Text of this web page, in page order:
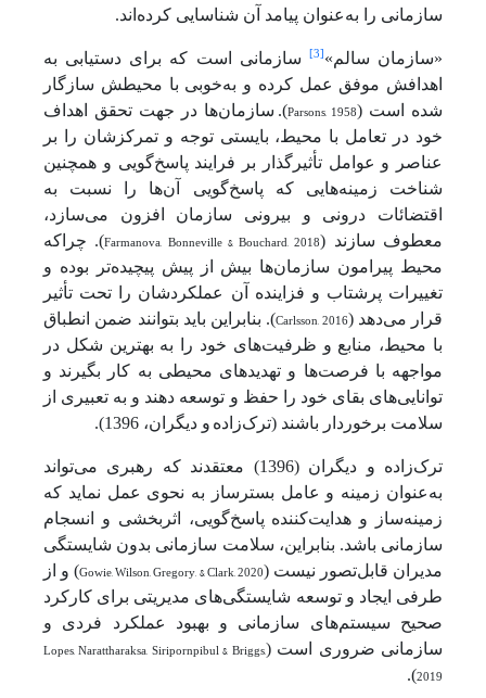
سازمانی را به‌عنوان پیامد آن شناسایی کرده‌اند.
«سازمان سالم» [3]
سازمانی است که برای دستیابی به
اهدافش موفق عمل کرده و به‌خوبی با محیطش سازگار
شده است (Parsons, 1958
). سازمان‌ها در جهت تحقق اهداف
خود در تعامل با محیط، بایستی توجه و تمرکزشان را بر
عناصر و عوامل تأثیرگذار بر فرایند پاسخ‌گویی و همچنین
شناخت زمینه‌هایی که پاسخ‌گویی آن‌ها را نسبت به
اقتضائات درونی و بیرونی سازمان افزون می‌سازد،
معطوف سازند (Farmanova, Bonneville & Bouchard, 2018). چراکه
محیط پیرامون سازمان‌ها بیش از پیش پیچیده‌تر بوده و
تغییرات پرشتاب و فزاینده آن عملکردشان را تحت تأثیر
قرار می‌دهد (Carlsson, 2016). بنابراین باید بتوانند ضمن انطباق
با محیط، منابع و ظرفیت‌های خود را به بهترین شکل در
مواجهه با فرصت‌ها و تهدیدهای محیطی به کار بگیرند و
توانایی‌های بقای خود را حفظ و توسعه دهند و به تعبیری از
سلامت برخوردار باشند (ترک‌زاده و دیگران، 1396).
ترک‌زاده و دیگران (1396) معتقدند که رهبری می‌تواند
به‌عنوان زمینه و عامل بسترساز به نحوی عمل نماید که
زمینه‌ساز و هدایت‌کننده پاسخ‌گویی، اثربخشی و انسجام
سازمانی باشد. بنابراین، سلامت سازمانی بدون شایستگی
مدیران قابل‌تصور نیست (Gowie, Wilson, Gregory, & Clark, 2020) و از
طرفی ایجاد و توسعه شایستگی‌های مدیریتی برای کارکرد
صحیح سیستم‌های سازمانی و بهبود عملکرد فردی و
سازمانی ضروری است (Lopes, Narattharaksa, Siripornpibul & Briggs,
2019
).